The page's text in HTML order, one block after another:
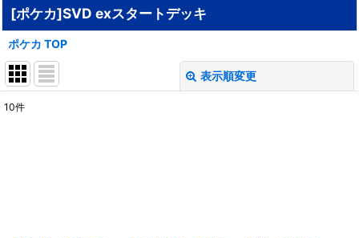
[ポケカ]SVD exスタートデッキ
ポケカ TOP
表示順変更
10件